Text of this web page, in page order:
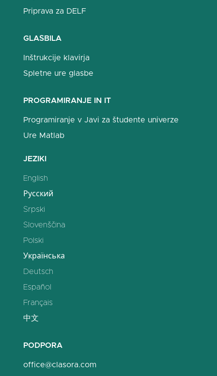
Priprava za DELF
GLASBILA
Inštrukcije klavirja
Spletne ure glasbe
PROGRAMIRANJE IN IT
Programiranje v Javi za študente univerze
Ure Matlab
JEZIKI
English
Русский
Srpski
Slovenščina
Polski
Українська
Deutsch
Español
Français
中文
PODPORA
office@clasora.com